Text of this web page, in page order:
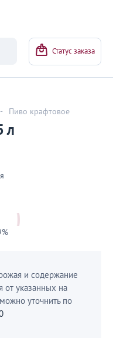
Статус заказа
- Пиво крафтовое
л
и содержание
от указанных на
уточнить по